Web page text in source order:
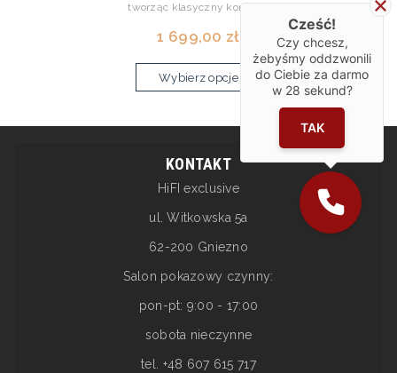
tworząc klasyczny kompa...
1 699,00 zł
Wybierz opcje
KONTAKT
HiFI exclusive
ul. Witkowska 5a
62-200 Gniezno
Salon pokazowy czynny:
pon-pt: 9:00 - 17:00
sobota nieczynne
tel. +48 607 615 717
Cześć!
Czy chcesz,
żebyśmy oddzwonili
do Ciebie za darmo
w 28 sekund?
TAK